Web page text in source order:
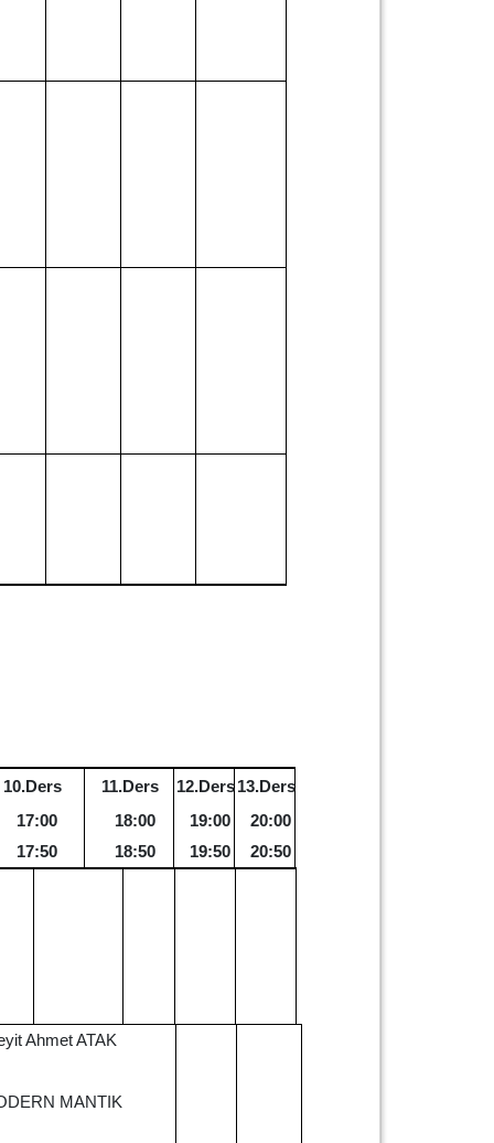
10.Ders 11.Ders 12.Ders13.Ders
17:00
17:50
18:00
18:50
19:00
19:50
20:00
20:50
Ahmet ATAK
MANTIK